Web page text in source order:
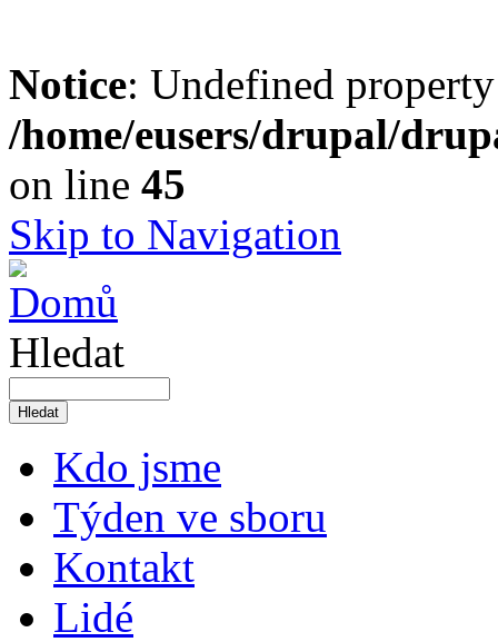
Notice: Undefined
/home/eusers/drupal/
on line 45
Skip to Navigation
Hledat
Kdo jsme
Týden ve sboru
Kontakt
Lidé